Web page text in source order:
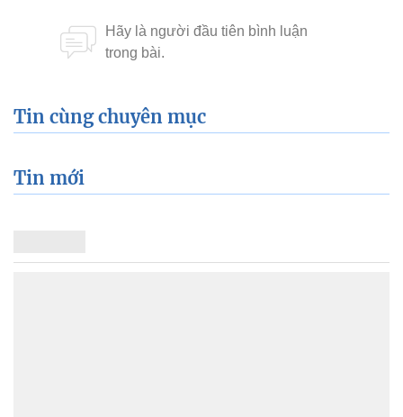
Tin cùng chuyên mục
Tin mới